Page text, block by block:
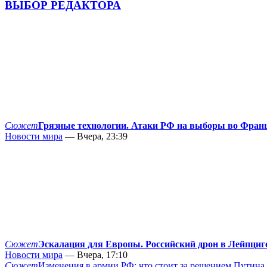
ВЫБОР РЕДАКТОРА
СюжетГрязные технологии. Атаки РФ на выборы во
Новости мира — Вчера, 23:39
СюжетЭскалация для Европы. Российский дрон в
Новости мира — Вчера, 17:10